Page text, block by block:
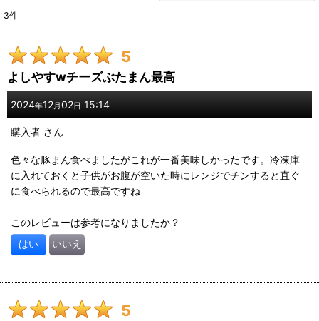
期間:
画像:
星の数 :
年代 :
性別 :
3件
5
よしやすwチーズぶたまん最高
2024年12月02日 15:14
購入者 さん
色々な豚まん食べましたがこれが一番美味しかったです。冷凍庫
に入れておくと子供がお腹が空いた時にレンジでチンすると直ぐ
に食べられるので最高ですね
このレビューは参考になりましたか？
はい いいえ
5